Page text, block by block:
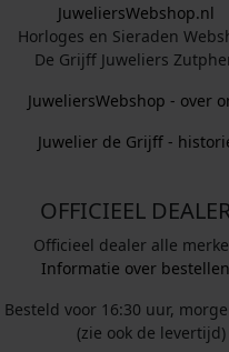
JuweliersWebshop.nl
Horloges en Sieraden
De Grijff Juweliers
JuweliersWebshop - over
Juwelier de Grijff -
OFFICIEEL
Officieel dealer alle
Informatie over bestellen
Besteld voor 16:30 uur,
(zie ook de levertijd)